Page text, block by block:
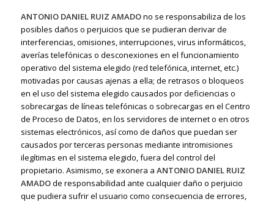
ANTONIO DANIEL RUIZ AMADOno se responsabiliza de los
posibles daños o perjuicios que se pudieran derivar de
interferencias, omisiones, interrupciones, virus informáticos,
averías telefónicas o desconexiones en el funcionamiento
operativo del sistema elegido (red telefónica, internet, etc.)
motivadas por causas ajenas a ella; de retrasos o bloqueos
en el uso del sistema elegido causados por deficiencias o
sobrecargas de líneas telefónicas o sobrecargas en el Centro
de Proceso de Datos, en los servidores de internet o en otros
sistemas electrónicos, así como de daños que puedan ser
causados por terceras personas mediante intromisiones
ilegítimas en el sistema elegido, fuera del control del
propietario. Asimismo, se exonera a ANTONIO DANIEL RUIZ
AMADOde responsabilidad ante cualquier daño o perjuicio
que pudiera sufrir el usuario como consecuencia de errores,